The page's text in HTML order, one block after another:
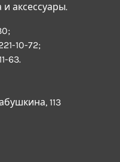
аксессуары.
;
10-72;
63.
113